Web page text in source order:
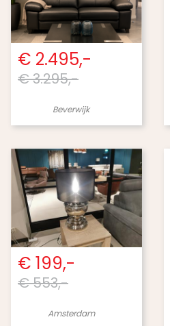
€ 2.495,-
€ 3.295,-
Beverwijk
€ 199,-
€ 553,-
Amsterdam